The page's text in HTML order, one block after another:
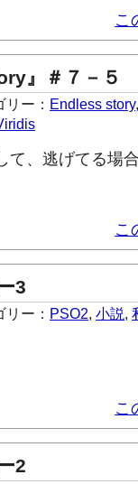
こ
』＃７－５
リー： Endless story
て、逃げてる場
こ
3
リー： PSO2, 小説,
こ
2